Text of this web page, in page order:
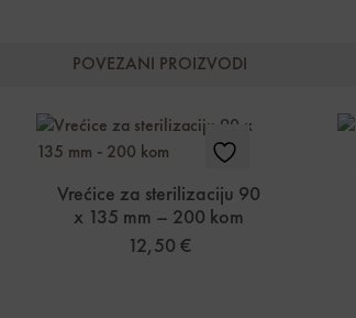
POVEZANI PROIZVODI
Vrećice za sterilizaciju 90
x 135 mm – 200 kom
12,50 €